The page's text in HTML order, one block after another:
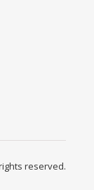
reserved.